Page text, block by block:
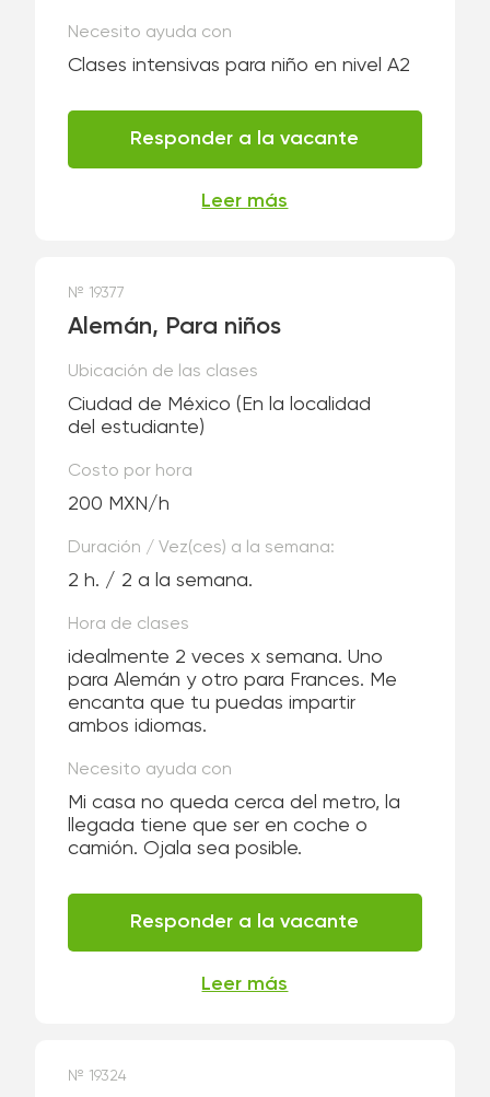
Necesito ayuda con
Clases intensivas para niño en nivel A2
Responder a la vacante
Leer más
№ 19377
Alemán, Para niños
Ubicación de las clases
Ciudad de México(En la localidad
del estudiante)
Costo por hora
200 MXN/h
Duración / Vez(ces) a la semana:
2 h. / 2 a la semana.
Hora de clases
idealmente 2 veces x semana. Uno
para Alemán y otro para Frances. Me
encanta que tu puedas impartir
ambos idiomas.
Necesito ayuda con
Mi casa no queda cerca del metro, la
llegada tiene que ser en coche o
camión. Ojala sea posible.
Responder a la vacante
Leer más
№ 19324